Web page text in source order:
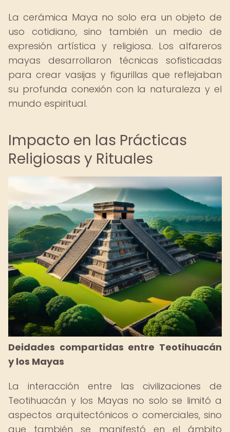
La cerámica Maya no solo era un objeto de
uso cotidiano, sino también un medio de
expresión artística y religiosa. Los alfareros
mayas desarrollaron técnicas sofisticadas
para crear vasijas y figurillas que reflejaban
su profunda conexión con la naturaleza y el
mundo espiritual.
Impacto en las Prácticas
Religiosas y Rituales
Deidades compartidas entre Teotihuacán
y los Mayas
La interacción entre las civilizaciones de
Teotihuacán y los Mayas no solo se limitó a
aspectos arquitectónicos o comerciales, sino
que también se manifestó en el ámbito